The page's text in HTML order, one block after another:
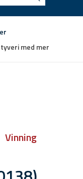
med mer
Vinning